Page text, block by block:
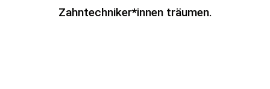
Zahntechniker*innen träumen.